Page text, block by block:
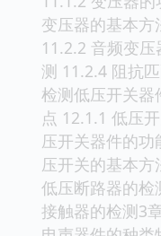
变压器的基本
11.2.2 音频变
测 11.2.4 阻抗
检测低压开关器
点 12.1.1 低压
压开关器件的
压开关的基本
低压断路器的检
接触器的检测3